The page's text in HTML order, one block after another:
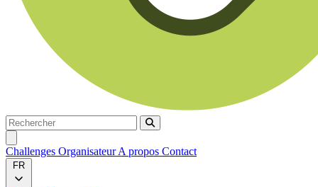
Rechercher
Rechercher
Challenges OrganisateurA propos Contact
FR